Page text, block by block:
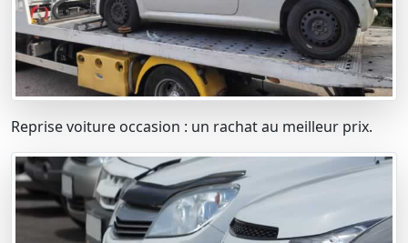
Reprise voiture occasion : un rachat au meilleur prix.